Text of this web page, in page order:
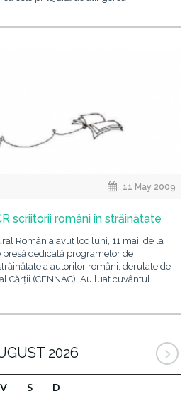
11 May 2009
scriitorii români în străinătate
Român a avut loc luni, 11 mai, de la
presă dedicată programelor de
a autorilor români, derulate de
Cărţii (CENNAC). Au luat cuvântul
2026
V S D